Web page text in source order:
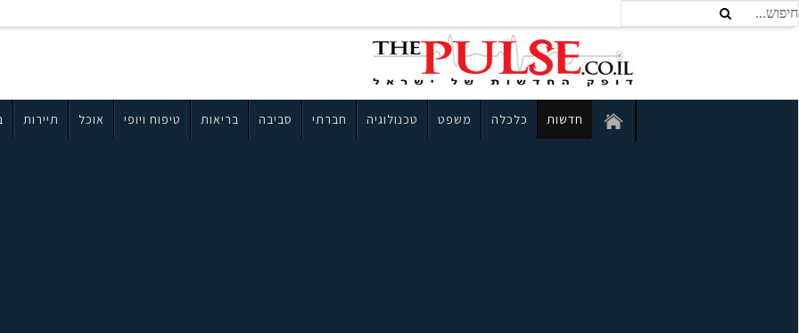
חדשות כלכלה משפט טכנולוגיה חברתי סביבה בריאות טיפוח ויופי אוכל תיירות